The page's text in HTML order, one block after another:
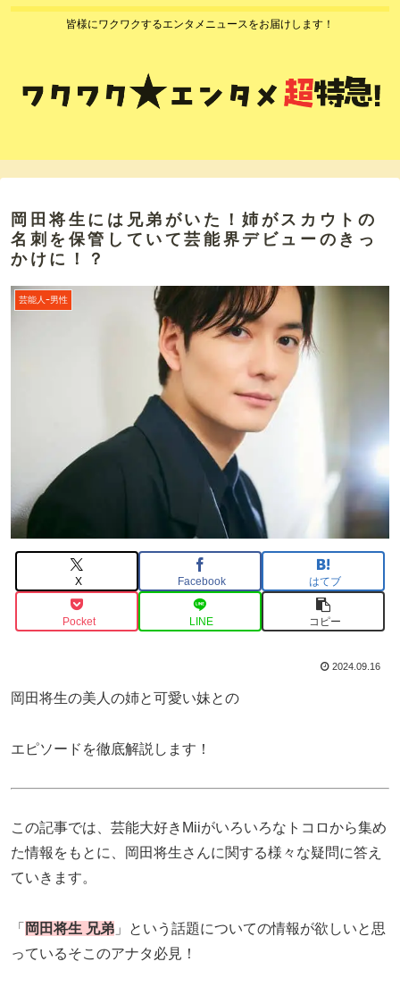
皆様にワクワクするエンタメニュースをお届けします！
岡田将生には兄弟がいた！姉がスカウトの
名刺を保管していて芸能界デビューのきっ
かけに！？
芸能人ｰ男性
X Facebook はてブ
Pocket LINE コピー
2024.09.16
岡田将生の美人の姉と可愛い妹との
エピソードを徹底解説します！
この記事では、芸能大好きMiiがいろいろなトコロから集め
た情報をもとに、岡田将生さんに関する様々な疑問に答え
ていきます。
「 岡田将生 兄弟 」という話題についての情報が欲しいと思
っているそこのアナタ必見！